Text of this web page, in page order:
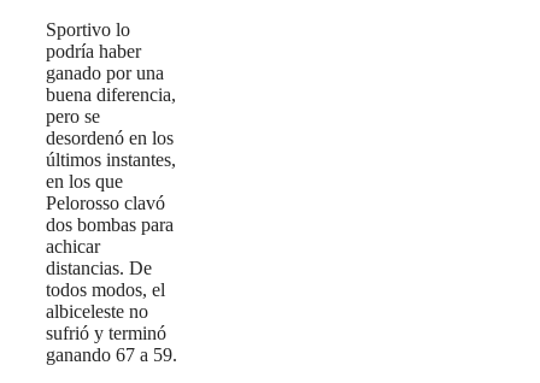
Sportivo lo
podría haber
ganado por una
buena diferencia,
pero se
desordenó en los
últimos instantes,
en los que
Pelorosso clavó
dos bombas para
achicar
distancias. De
todos modos, el
albiceleste no
sufrió y terminó
ganando 67 a 59.